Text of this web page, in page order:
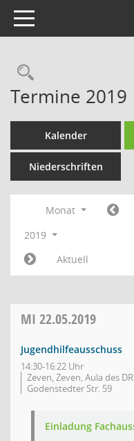
Toggle navigation
Termine 2019
Kalender
Niederschriften
Monat
2019
Aktuell
MI 22.05.2019
Jugendhilfeausschuss
14:30-16:22 Uhr
Zeven, Zeven, Aula des
Godenstedter Str. 59
Einladung